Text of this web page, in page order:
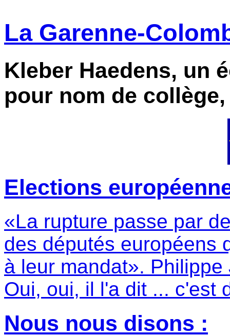
La Garenne-
Kleber Haedens, un
pour nom de collège,
Elections
«La rupture passe par
des députés européens
à leur mandat».
Oui, oui, il l'a dit ... c'est
Nous nous disons :